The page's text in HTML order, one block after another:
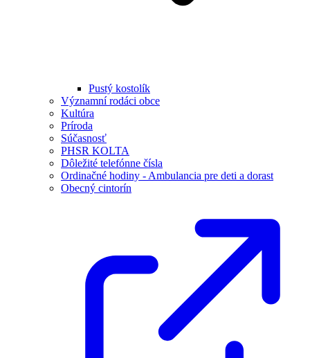
Pustý kostolík
Významní rodáci obce
Kultúra
Príroda
Súčasnosť
PHSR KOLTA
Dôležité telefónne čísla
Ordinačné hodiny - Ambulancia pre deti a dorast
Obecný cintorín